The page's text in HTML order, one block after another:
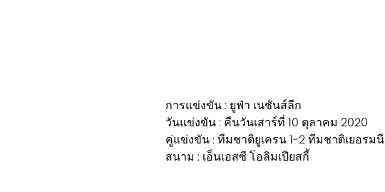
การแข่งขัน : ยูฟ่า เนชันส์ลีก
วันแข่งขัน : คืนวันเสาร์ที่ 10 ตุลาคม 2020
คู่แข่งขัน : ทีมชาติยูเครน 1-2 ทีมชาติเยอรมนี
สนาม : เอ็นเอสซี โอลิมเปียสกี้